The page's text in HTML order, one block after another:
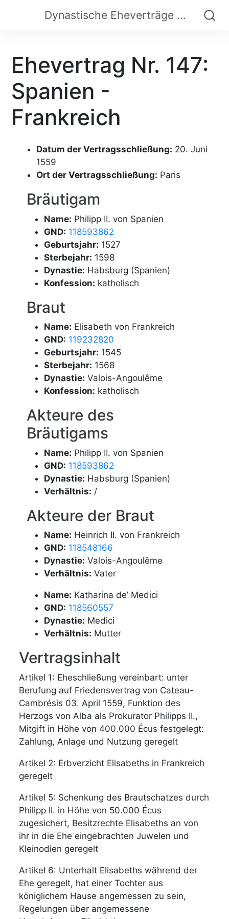
Dynastische Eheverträge der Frühen Neuzeit
Ehevertrag Nr. 147:
Spanien -
Frankreich
Datum der Vertragsschließung: 20. Juni
1559
Ort der Vertragsschließung: Paris
Bräutigam
Name: Philipp II. von Spanien
GND: 118593862
Geburtsjahr: 1527
Sterbejahr: 1598
Dynastie: Habsburg (Spanien)
Konfession: katholisch
Braut
Name: Elisabeth von Frankreich
GND: 119232820
Geburtsjahr: 1545
Sterbejahr: 1568
Dynastie: Valois-Angoulême
Konfession: katholisch
Akteure des
Bräutigams
Name: Philipp II. von Spanien
GND: 118593862
Dynastie: Habsburg (Spanien)
Verhältnis: /
Akteure der Braut
Name: Heinrich II. von Frankreich
GND: 118548166
Dynastie: Valois-Angoulême
Verhältnis: Vater
Name: Katharina de’ Medici
GND: 118560557
Dynastie: Medici
Verhältnis: Mutter
Vertragsinhalt
Artikel 1: Eheschließung vereinbart: unter
Berufung auf Friedensvertrag von Cateau-
Cambrésis 03. April 1559, Funktion des
Herzogs von Alba als Prokurator Philipps II.,
Mitgift in Höhe von 400.000 Écus festgelegt:
Zahlung, Anlage und Nutzung geregelt
Artikel 2: Erbverzicht Elisabeths in Frankreich
geregelt
Artikel 5: Schenkung des Brautschatzes durch
Philipp II. in Höhe von 50.000 Écus
zugesichert, Besitzrechte Elisabeths an von
ihr in die Ehe eingebrachten Juwelen und
Kleinodien geregelt
Artikel 6: Unterhalt Elisabeths während der
Ehe geregelt, hat einer Tochter aus
königlichem Hause angemessen zu sein,
Regelungen über angemessene